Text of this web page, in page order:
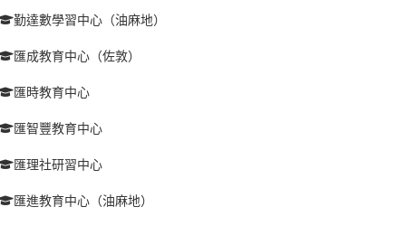
勤達數學習中心（油麻地）
匯成教育中心（佐敦）
匯時教育中心
匯智豐教育中心
匯理社研習中心
匯進教育中心（油麻地）